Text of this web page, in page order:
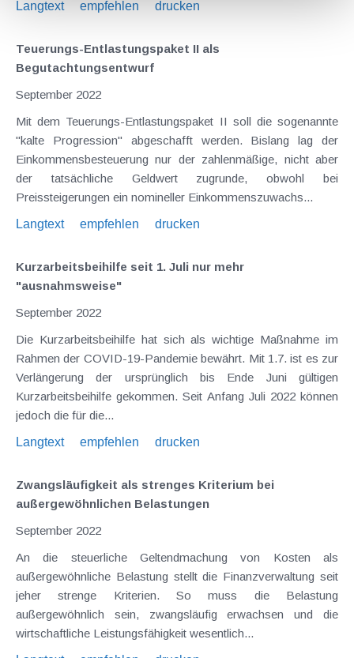
Langtext
empfehlen drucken
Teuerungs-Entlastungspaket II als
Begutachtungsentwurf
September 2022
Mit dem Teuerungs-Entlastungspaket II soll die sogenannte
"kalte Progression" abgeschafft werden. Bislang lag der
Einkommensbesteuerung nur der zahlenmäßige, nicht aber
der tatsächliche Geldwert zugrunde, obwohl bei
Preissteigerungen ein nomineller Einkommenszuwachs...
Langtext
empfehlen drucken
Kurzarbeitsbeihilfe seit 1. Juli nur mehr
"ausnahmsweise"
September 2022
Die Kurzarbeitsbeihilfe hat sich als wichtige Maßnahme im
Rahmen der COVID-19-Pandemie bewährt. Mit 1.7. ist es zur
Verlängerung der ursprünglich bis Ende Juni gültigen
Kurzarbeitsbeihilfe gekommen. Seit Anfang Juli 2022 können
jedoch die für die...
Langtext
empfehlen drucken
Zwangsläufigkeit als strenges Kriterium bei
außergewöhnlichen Belastungen
September 2022
An die steuerliche Geltendmachung von Kosten als
außergewöhnliche Belastung stellt die Finanzverwaltung seit
jeher strenge Kriterien. So muss die Belastung
außergewöhnlich sein, zwangsläufig erwachsen und die
wirtschaftliche Leistungsfähigkeit wesentlich...